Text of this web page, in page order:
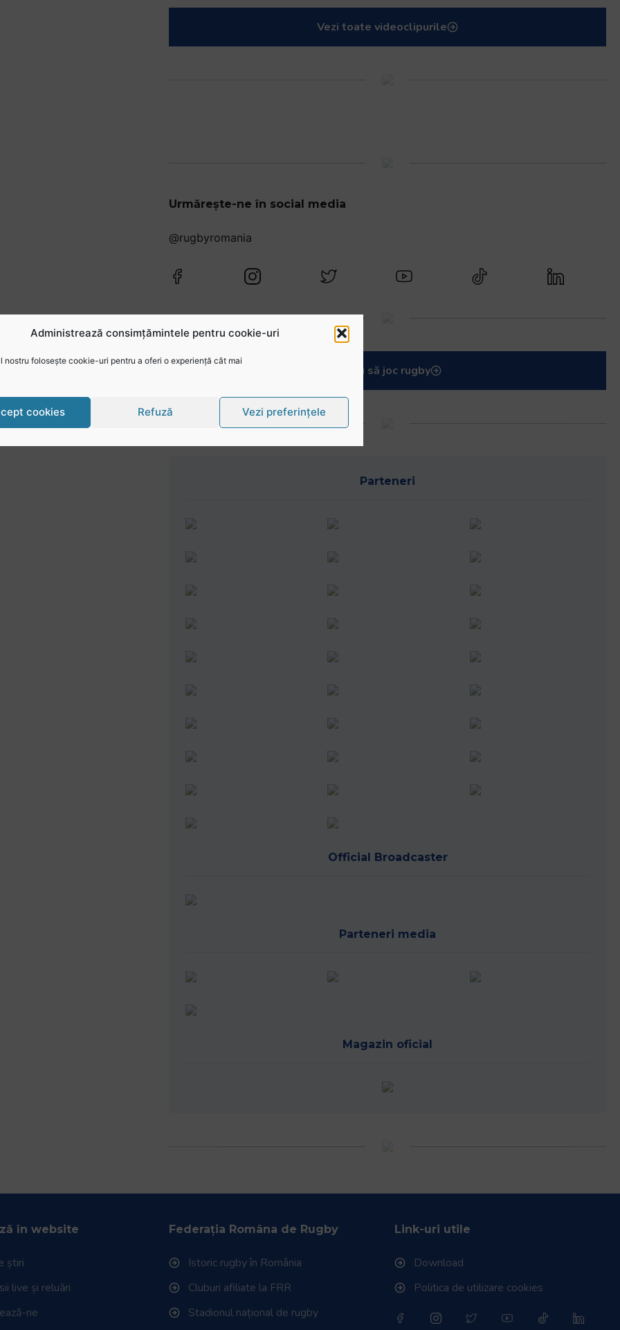
Administrează consimțămintele pentru cookie-uri
nostru folosește cookie-uri pentru a oferi o experiență cât mai
cookies Refuză Vezi preferințele
Vezi toate videoclipurile
Urmărește-ne în social media
@rugbyromania
Vreau să joc rugby
Parteneri
Official Broadcaster
Parteneri media
Magazin oficial
în website
știri
live și reluări
ne
Federația Româna de Rugby
Istoric rugby în România
Cluburi afiliate la FRR
Stadionul național de rugby
Link-uri utile
Download
Politica de utilizare cookies